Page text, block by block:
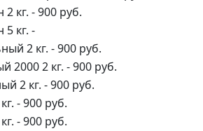
кг. - 900 руб.
кг. -
2 кг. - 900 руб.
2000 2 кг. - 900 руб.
2 кг. - 900 руб.
- 900 руб.
- 900 руб.